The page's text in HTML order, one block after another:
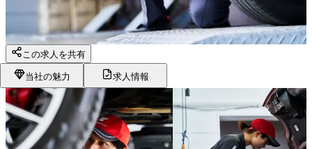
この求人を共有
当社の魅力 求人情報